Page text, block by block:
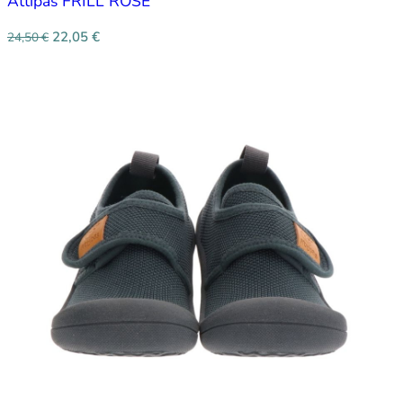
24,50€ 22,05 €